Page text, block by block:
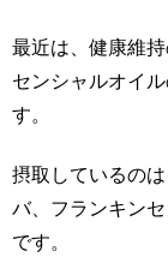
最近は、健康維
センシャルオイ
す。
摂取しているの
バ、フランキン
です。